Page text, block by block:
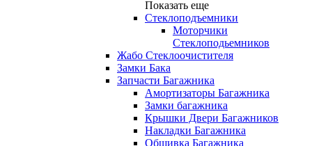
Показать еще
Стеклоподъемники
Моторчики
Стеклоподьемников
Жабо Стеклоочистителя
Замки Бака
Запчасти Багажника
Амортизаторы Багажника
Замки багажника
Крышки Двери Багажников
Накладки Багажника
Обшивка Багажника